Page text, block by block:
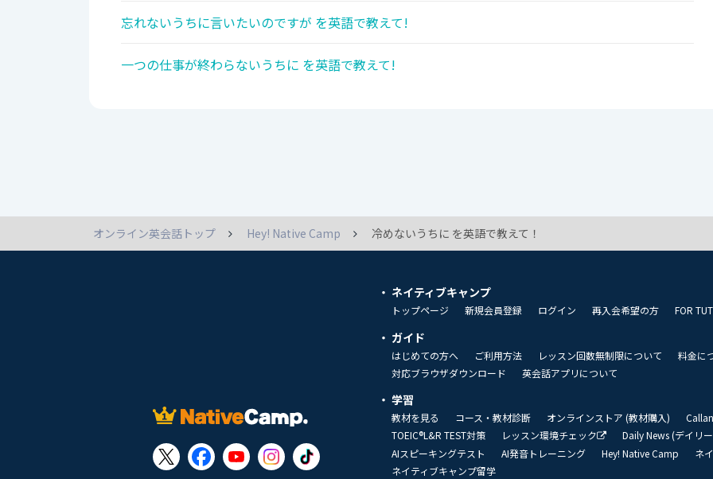
忘れないうちに言いたいのですが を英語で教えて!
一つの仕事が終わらないうちに を英語で教えて!
オンライン英会話トップ Hey! Native Camp 冷めないうちに を英語で教えて！
ネイティブキャンプ
トップページ 新規会員登録 ログイン 再入会希望の方 FOR
ガイド
はじめての方へ ご利用方法 レッスン回数無制限について 料金に
対応ブラウザダウンロード
英会話アプリについて
学習
教材を見る コース・教材診断 オンラインストア (教材購入)
TOEIC®L&R TEST対策
レッスン環境チェック Daily News (デイリ
AIスピーキングテスト
AI発音トレーニング Hey! Native Camp ネ
ネイティブキャンプ留学